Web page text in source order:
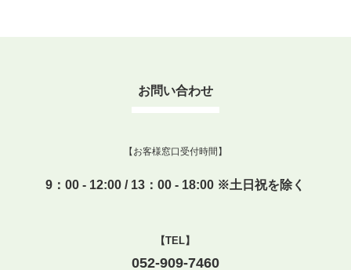
お問い合わせ
【お客様窓口受付時間】
9：00 - 12:00 / 13：00 - 18:00 ※土日祝を除く
【TEL】
052-909-7460